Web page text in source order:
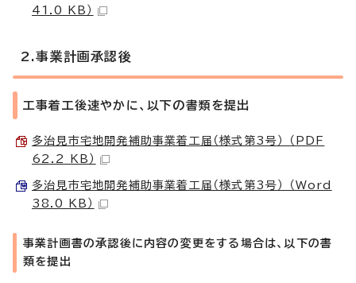
41.0 KB）
2.事業計画承認後
工事着工後速やかに、以下の書類を提出
多治見市宅地開発補助事業着工届（様式第3号） （PDF
62.2 KB）
多治見市宅地開発補助事業着工届（様式第3号） （Word
38.0 KB）
事業計画書の承認後に内容の変更をする場合は、以下の書
類を提出